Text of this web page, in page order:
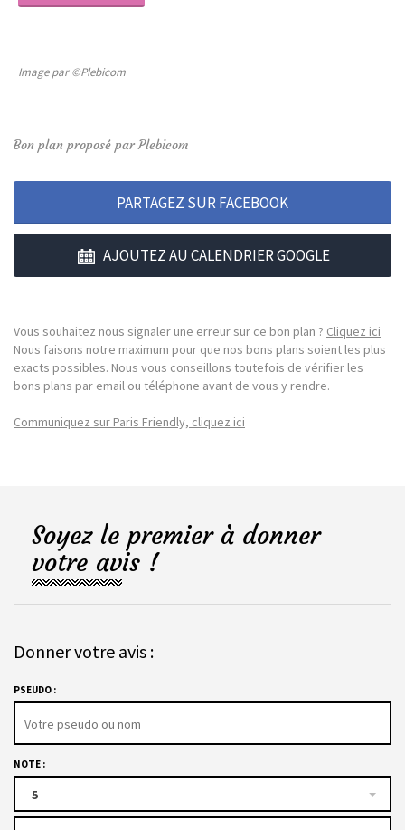
Image par ©Plebicom
Bon plan proposé par Plebicom
PARTAGEZ SUR FACEBOOK
AJOUTEZ AU CALENDRIER GOOGLE
Vous souhaitez nous signaler une erreur sur ce bon plan ? Cliquez ici
Nous faisons notre maximum pour que nos bons plans soient les plus
exacts possibles. Nous vous conseillons toutefois de vérifier les
bons plans par email ou téléphone avant de vous y rendre.
Communiquez sur Paris Friendly, cliquez ici
Soyez le premier à donner
votre avis !
Donner votre avis :
PSEUDO :
NOTE :
5